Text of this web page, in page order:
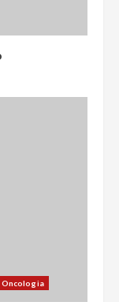
Oncologia